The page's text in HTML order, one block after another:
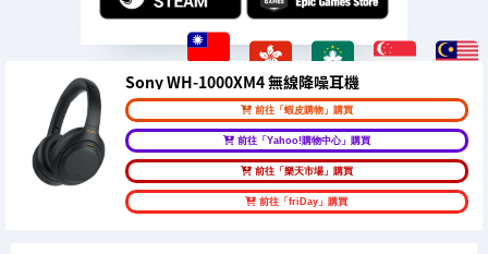
Sony WH-1000XM4 無線降噪耳機
前往「蝦皮購物」購買
前往「Yahoo!購物中心」購買
前往「樂天市場」購買
前往「friDay」購買